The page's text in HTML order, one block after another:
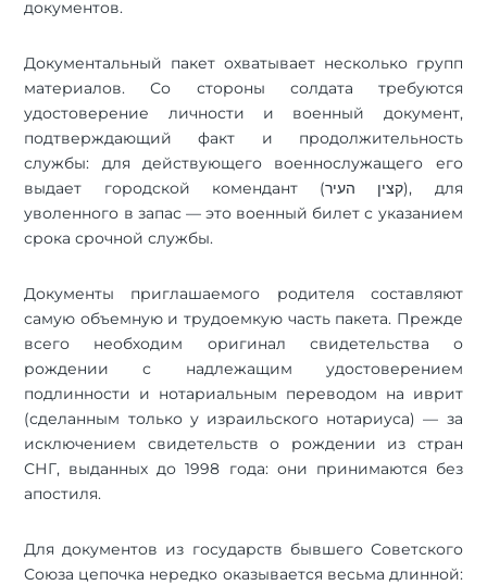
документов.
Документальный пакет охватывает несколько групп
материалов. Со стороны солдата требуются
удостоверение личности и военный документ,
подтверждающий факт и продолжительность
службы: для действующего военнослужащего его
выдает городской комендант (קצין העיר), для
уволенного в запас — это военный билет с указанием
срока срочной службы.
Документы приглашаемого родителя составляют
самую объемную и трудоемкую часть пакета. Прежде
всего необходим оригинал свидетельства о
рождении с надлежащим удостоверением
подлинности и нотариальным переводом на иврит
(сделанным только у израильского нотариуса) — за
исключением свидетельств о рождении из стран
СНГ, выданных до 1998 года: они принимаются без
апостиля.
Для документов из государств бывшего Советского
Союза цепочка нередко оказывается весьма длинной: